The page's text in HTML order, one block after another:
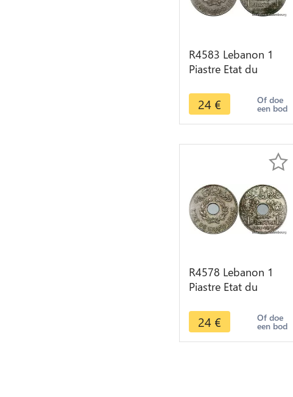
R4583 Lebanon 1
Piastre Etat du
Paris -> Make offer
24 € Of doe
een bod
R4578 Lebanon 1
Piastre Etat du
Paris -> Make offer
24 € Of doe
een bod